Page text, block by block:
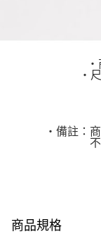
‧
‧
‧備註：
不同
商品規格